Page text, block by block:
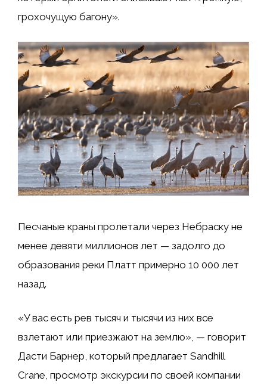
грохочущую багону».
Песчаные краны пролетали через Небраску не
менее девяти миллионов лет — задолго до
образования реки Платт примерно 10 000 лет
назад.
«У вас есть рев тысяч и тысячи из них все
взлетают или приезжают на землю», — говорит
Дасти Барнер, который предлагает Sandhill
Crane, просмотр экскурсии по своей компании